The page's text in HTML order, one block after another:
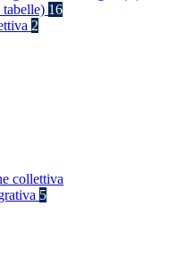
16
2
collettiva
5